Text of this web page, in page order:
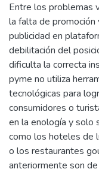
Entre los problemas
la falta de promoción
publicidad en
debilitación del
dificulta la correcta
pyme no utiliza
tecnológicas para
consumidores o
en la enología y solo
como los hoteles de
o los restaurantes
anteriormente son de